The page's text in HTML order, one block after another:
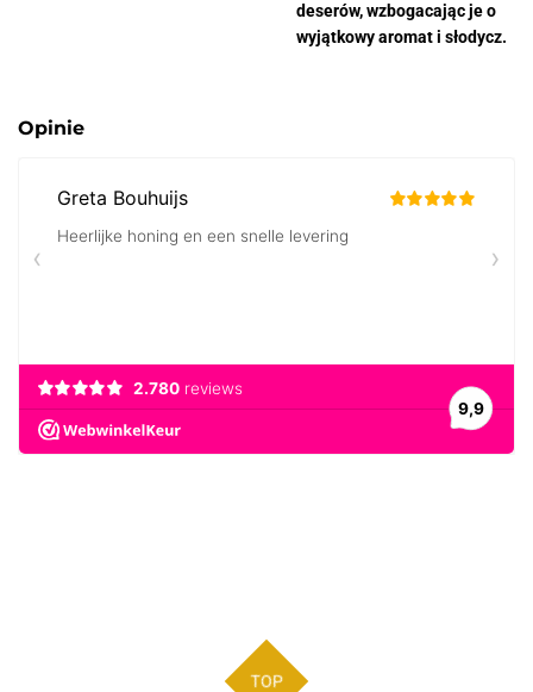
deserów, wzbogacając je o
wyjątkowy aromat i słodycz.
Opinie
TOP